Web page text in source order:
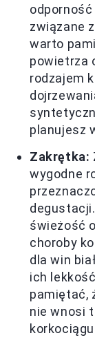
związane
warto
powietrza
rodzajem
planujesz
Zakrętka:
wygodne
świeżość
choroby
dla win
ich
pamiętać,
nie wnosi